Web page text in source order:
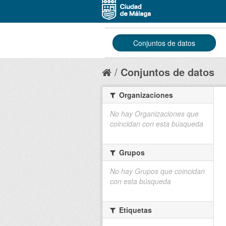
Conjuntos de datos
Conjuntos de datos
Organizaciones
No hay Organizaciones que
coincidan con esta búsqueda
Grupos
No hay Grupos que coincidan
con esta búsqueda
Etiquetas